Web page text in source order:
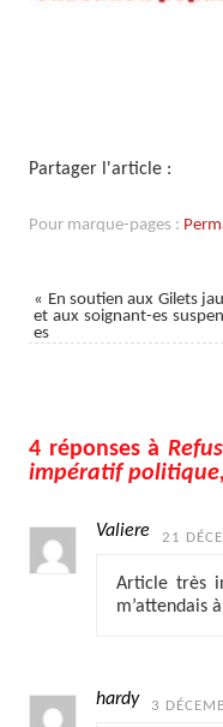
Partager l'article :
Pour marque-pages :
« En soutien aux Gilets
et aux soignant-es
es
4 réponses à
impératif
Valiere 21
Article très
m’attendais
hardy 3